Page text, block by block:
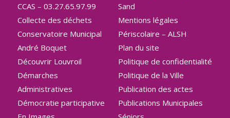
CCAS – 03.27.65.97.99
Collecte des déchets
Conservatoire Municipal
André Boquet
Découvrir Louvroil
Démarches
Administratives
Démocratie participative
Sand
Mentions légales
Périscolaire – ALSH
Plan du site
Politique de confidentialité
Politique de la Ville
Publication des actes
Publications Municipales